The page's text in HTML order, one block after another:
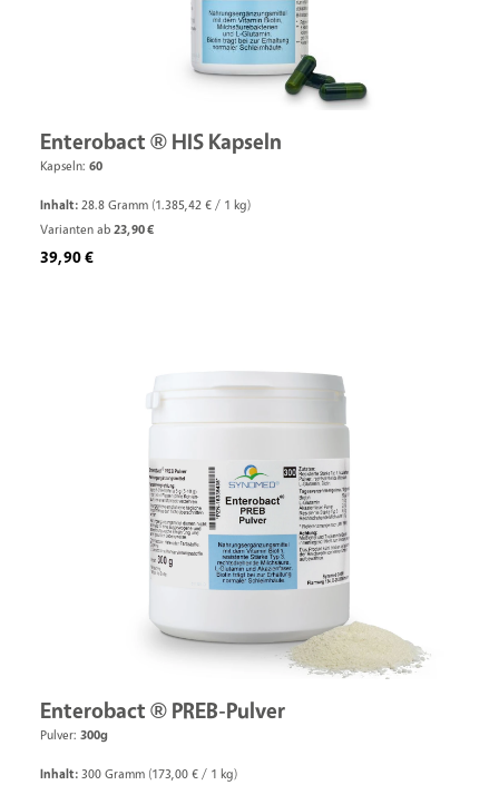
Enterobact ® HIS Kapseln
Kapseln: 60
Inhalt: 28.8 Gramm (1.385,42 € / 1 kg)
Varianten ab 23,90 €
Regulärer Preis:
39,90 €
Enterobact ® PREB-Pulver
Pulver: 300g
Inhalt: 300 Gramm (173,00 € / 1 kg)